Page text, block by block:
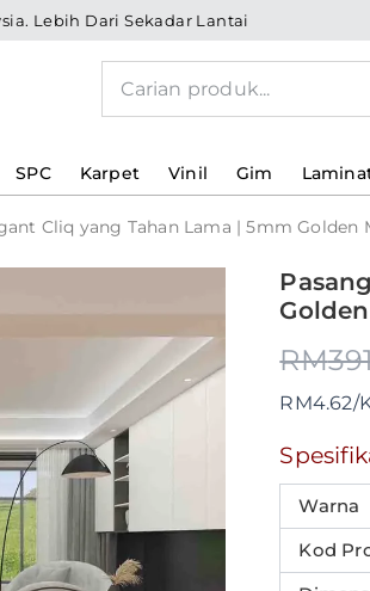
Lebih Dari Sekadar Lantai
SPC Karpet Vinil Gim
Cliq yang Tahan Lama | 5mm Golden
RM
RM4.62/
Warna
Kod
Pasang
SPC
5mm
Elegant
Cliq
yang
Lama
|
Golden
Mahogany